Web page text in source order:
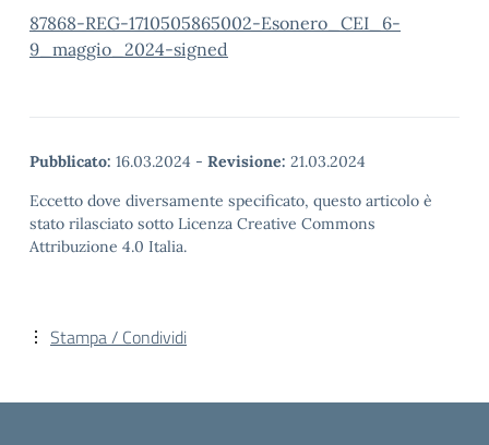
87868-REG-1710505865002-Esonero_CEI_6-
9_maggio_2024-signed
Pubblicato: 16.03.2024 - Revisione: 21.03.2024
Eccetto dove diversamente specificato, questo articolo è
stato rilasciato sotto Licenza Creative Commons
Attribuzione 4.0 Italia.
Stampa / Condividi